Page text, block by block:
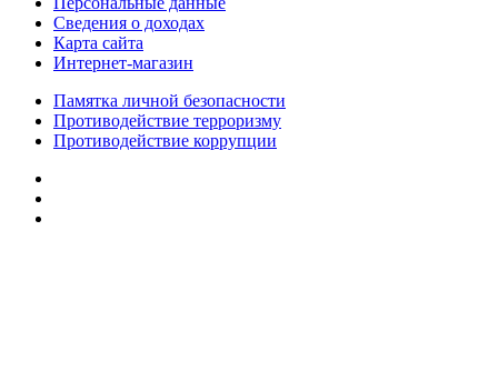
Сведения о доходах
Карта сайта
Интернет-магазин
Памятка личной безопасности
Противодействие терроризму
Противодействие коррупции